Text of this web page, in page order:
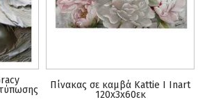
Πίνακας σε καμβά Kattie I Inart
120x3x60εκ